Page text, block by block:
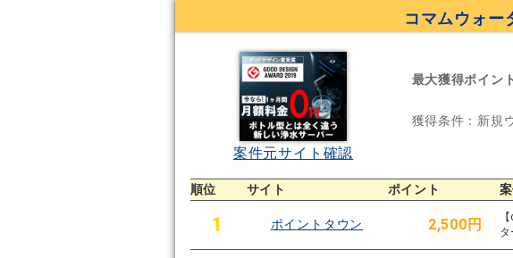
コマムウォー
案件元サイト確認
最大獲得ポイン
獲得条件：新規
順位 サイト ポイント
1 ポイントタウン 2,500円
タ